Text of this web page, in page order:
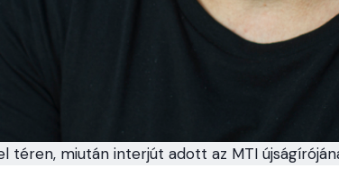
miután interjút adott az MTI